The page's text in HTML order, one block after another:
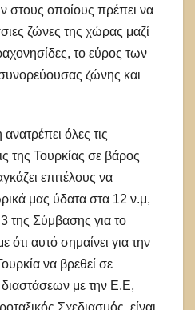
στους οποίους πρέπει να
ζώνες της χώρας μαζί
το εύρος των
ζώνης και
όλες τις
της Τουρκίας σε βάρος
επιτέλους να
μας ύδατα στα 12 ν.μ,
της Σύμβασης για το
ότι αυτό σημαίνει για την
να βρεθεί σε
με την Ε.Ε,
Σχεδιασμός, είναι